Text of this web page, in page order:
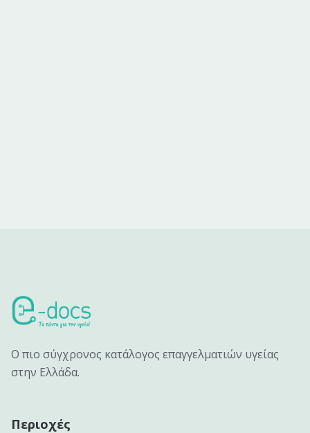
Ο πιο σύγχρονος κατάλογος επαγγελματιών υγείας
στην Ελλάδα.
Περιοχές